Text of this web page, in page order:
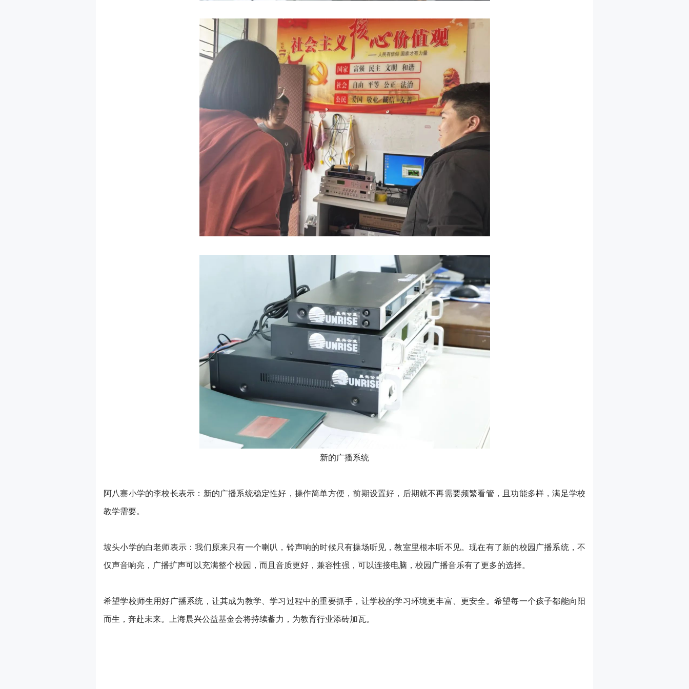
新的广播系统
阿八寨小学的李校长表示：新的广播系统稳定性好，操作简单方便，前期设置好，后期就不再需要频繁看管，且功能多样，满足学校
教学需要。
坡头小学的白老师表示：我们原来只有一个喇叭，铃声响的时候只有操场听见，教室里根本听不见。现在有了新的校园广播系统，不
仅声音响亮，广播扩声可以充满整个校园，而且音质更好，兼容性强，可以连接电脑，校园广播音乐有了更多的选择。
希望学校师生用好广播系统，让其成为教学、学习过程中的重要抓手，让学校的学习环境更丰富、更安全。希望每一个孩子都能向阳
而生，奔赴未来。上海晨兴公益基金会将持续蓄力，为教育行业添砖加瓦。